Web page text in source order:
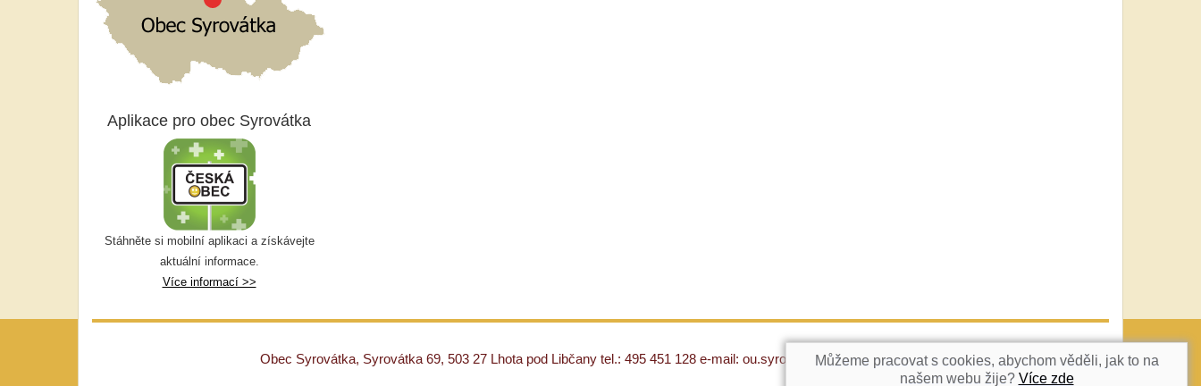
Aplikace pro obec Syrovátka
Stáhněte si mobilní aplikaci a získávejte
aktuální informace.
Více informací >>
NAHORU
Obec Syrovátka, Syrovátka 69, 503 27 Lhota pod Libčany tel.: 495 451 128 e-mail: ou.syrovatka@c-box.czMůžeme pracovat s cookies, abychom věděli, jak to na
našem webu žije? Více zde